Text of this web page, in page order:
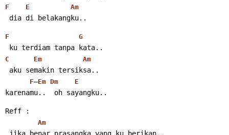
F E Am
dia di belakangku..
F G
ku terdiam tanpa kata..
C Em Am
aku semakin tersiksa..
F–Em Dm E
karenamu..  oh sayangku..
Reff :
Am